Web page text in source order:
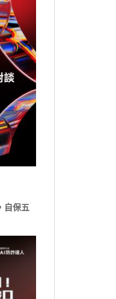
自保五